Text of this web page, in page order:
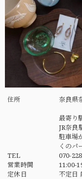
住所 奈良県
最寄り
JR奈良
駐車場
くのパ
TEL
070-
営業時間
11:00-
定休日
不定日